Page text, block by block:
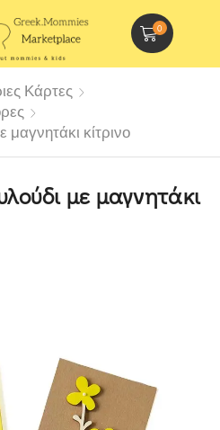
0
Κάρτες
κίτρινο
με μαγνητάκι